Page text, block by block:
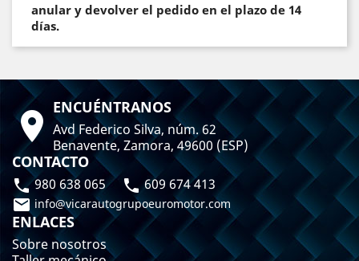
anular y devolver el pedido en el plazo de 14
días.
 ENCUÉNTRANOS
Avd Federico Silva, núm. 62
Benavente, Zamora, 49600 (ESP)
CONTACTO
980 638 065  609 674 413
 info@vicarautogrupoeuromotor.com
ENLACES
Sobre nosotros